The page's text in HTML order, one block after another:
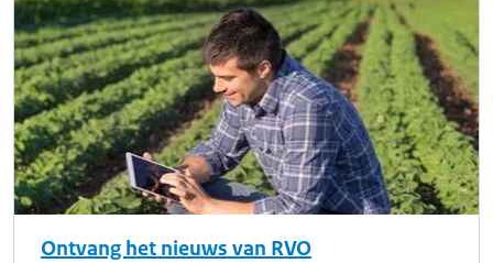
Ontvang het nieuws van RVO